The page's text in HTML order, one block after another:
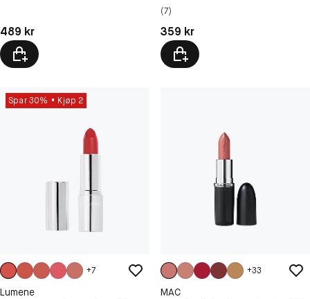
Pris: 489 kr
489 kr
(7)
Pris: 359 kr
359 kr
Spar 30% Kjøp 2
+7
Lumene
+33
MAC